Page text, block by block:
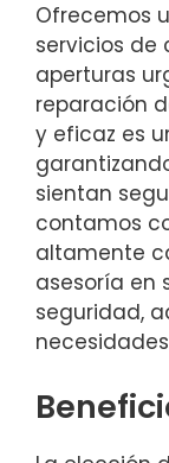
Ofrecemos
servicios de
aperturas
reparación
y eficaz es
sientan
contamos
altamente
asesoría en
seguridad,